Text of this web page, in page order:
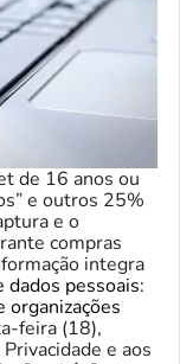
de 16 anos ou
e outros 25%
e o
compras
integra
dados pessoais:
organizações
feira (18),
e aos